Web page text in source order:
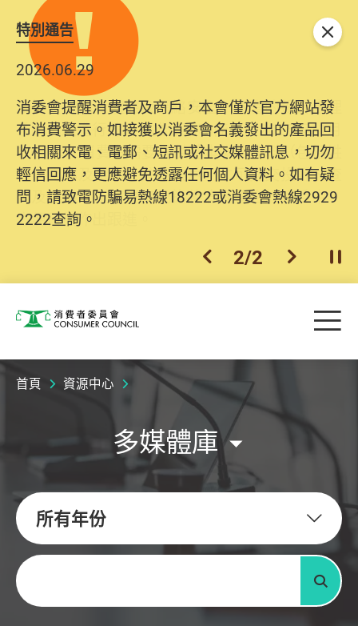
特別通告
2026.06.29
消委會提醒消費者及商戶，本會僅於官方網站發
布消費警示。如接獲以消委會名義發出的產品回
收相關來電、電郵、短訊或社交媒體訊息，切勿
輕信回應，更應避免透露任何個人資料。如有疑
問，請致電防騙易熱線18222或消委會熱線2929
2222查詢。
2025.10.31
為提升使用者體驗及網絡安全，本會的投訴處理
系統已經進行升級及推出新功能。由2025年11月
10日起，消費者需要提供基本聯絡資料（包括姓
名、電郵及電話）註冊帳戶，才可提交投訴、查
詢及建議。所有提交紀錄將清晰整合於帳戶中，
方便日後作出跟進。
上一個
2/2 下一個開
關閉
消費者委員會 目
首頁 資源中心
多媒體庫
所有年份
關鍵字
搜尋